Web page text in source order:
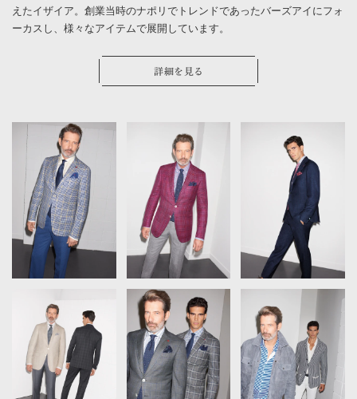
えたイザイア。創業当時のナポリでトレンドであったバーズアイにフォ
ーカスし、様々なアイテムで展開しています。
詳細を見る